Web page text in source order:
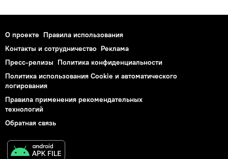
О проекте Правила использования
Контакты и сотрудничество Реклама
Пресс-релизы Политика конфиденциальности
Политика использования Cookie и автоматического
логирования
Правила применения рекомендательных
технологий
Обратная связь